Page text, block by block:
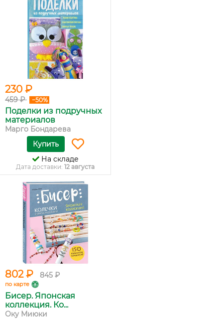
230 ₽
459 ₽ −50%
Поделки из подручных
материалов
Марго Бондарева
Купить
На складе
Дата доставки: 12 августа
802 ₽ 845 ₽
по карте
Бисер. Японская
коллекция. Ко...
Оку Миюки